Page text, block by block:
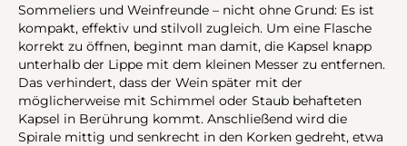
Sommeliers und Weinfreunde – nicht ohne Grund: Es ist
kompakt, effektiv und stilvoll zugleich. Um eine Flasche
korrekt zu öffnen, beginnt man damit, die Kapsel knapp
unterhalb der Lippe mit dem kleinen Messer zu entfernen.
Das verhindert, dass der Wein später mit der
möglicherweise mit Schimmel oder Staub behafteten
Kapsel in Berührung kommt. Anschließend wird die
Spirale mittig und senkrecht in den Korken gedreht, etwa